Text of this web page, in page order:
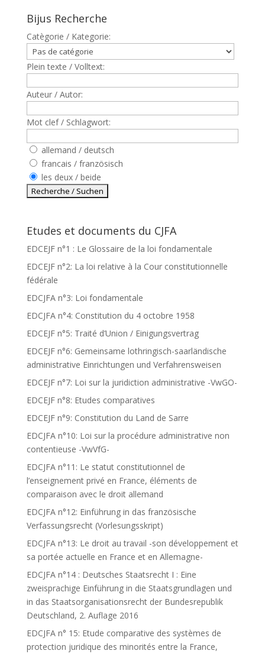
Bijus Recherche
Catègorie / Kategorie:
Plein texte / Volltext:
Auteur / Autor:
Mot clef / Schlagwort:
allemand / deutsch
francais / französisch
les deux / beide
Etudes et documents du CJFA
EDCEJF n°1 : Le Glossaire de la loi fondamentale
EDCEJF n°2: La loi relative à la Cour constitutionnelle
fédérale
EDCJFA n°3: Loi fondamentale
EDCJFA n°4: Constitution du 4 octobre 1958
EDCEJF n°5: Traité d’Union / Einigungsvertrag
EDCEJF n°6: Gemeinsame lothringisch-saarländische
administrative Einrichtungen und Verfahrensweisen
EDCEJF n°7: Loi sur la juridiction administrative -VwGO-
EDCEJF n°8: Etudes comparatives
EDCEJF n°9: Constitution du Land de Sarre
EDCJFA n°10: Loi sur la procédure administrative non
contentieuse -VwVfG-
EDCJFA n°11: Le statut constitutionnel de
l’enseignement privé en France, éléments de
comparaison avec le droit allemand
EDCJFA n°12: Einführung in das französische
Verfassungsrecht (Vorlesungsskript)
EDCJFA n°13: Le droit au travail -son développement et
sa portée actuelle en France et en Allemagne-
EDCJFA n°14 : Deutsches Staatsrecht I : Eine
zweisprachige Einführung in die Staatsgrundlagen und
in das Staatsorganisationsrecht der Bundesrepublik
Deutschland, 2. Auflage 2016
EDCJFA n° 15: Etude comparative des systèmes de
protection juridique des minorités entre la France,